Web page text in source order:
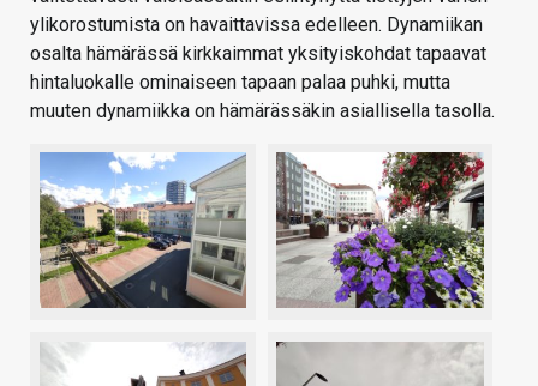
ylikorostumista on havaittavissa edelleen. Dynamiikan
osalta hämärässä kirkkaimmat yksityiskohdat tapaavat
hintaluokalle ominaiseen tapaan palaa puhki, mutta
muuten dynamiikka on hämärässäkin asiallisella tasolla.